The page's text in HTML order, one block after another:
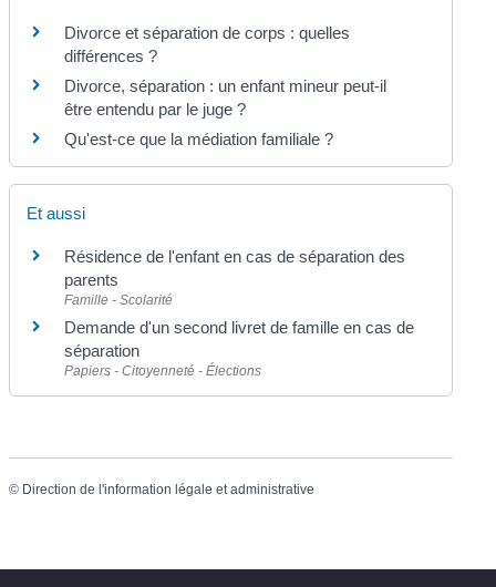
Divorce et séparation de corps : quelles
différences ?
Divorce, séparation : un enfant mineur peut-il
être entendu par le juge ?
Qu'est-ce que la médiation familiale ?
Et aussi
Résidence de l'enfant en cas de séparation des
parents
Famille - Scolarité
Demande d'un second livret de famille en cas de
séparation
Papiers - Citoyenneté - Élections
© Direction de l'information légale et administrative